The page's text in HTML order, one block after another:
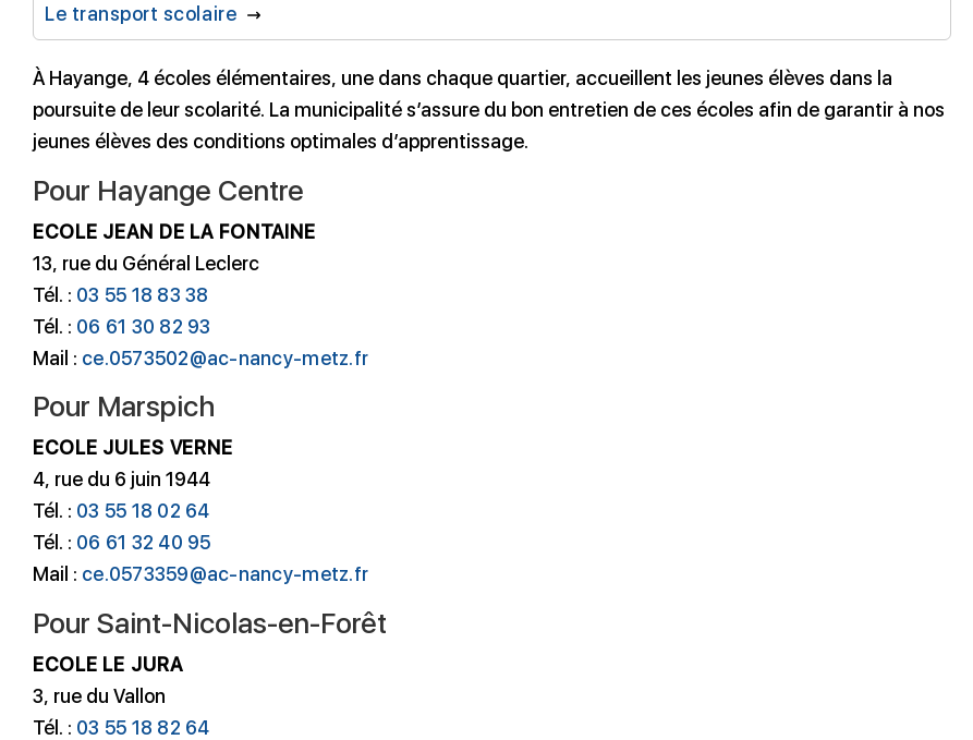
Le transport scolaire
À Hayange, 4 écoles élémentaires, une dans chaque quartier, accueillent les jeunes élèves dans la
poursuite de leur scolarité. La municipalité s’assure du bon entretien de ces écoles afin de garantir à nos
jeunes élèves des conditions optimales d’apprentissage.
Pour Hayange Centre
ECOLE JEAN DE LA FONTAINE
13, rue du Général Leclerc
Tél. : 03 55 18 83 38
Tél. : 06 61 30 82 93
Mail : ce.0573502@ac-nancy-metz.fr
Pour Marspich
ECOLE JULES VERNE
4, rue du 6 juin 1944
Tél. : 03 55 18 02 64
Tél. : 06 61 32 40 95
Mail : ce.0573359@ac-nancy-metz.fr
Pour Saint-Nicolas-en-Forêt
ECOLE LE JURA
3, rue du Vallon
Tél. : 03 55 18 82 64